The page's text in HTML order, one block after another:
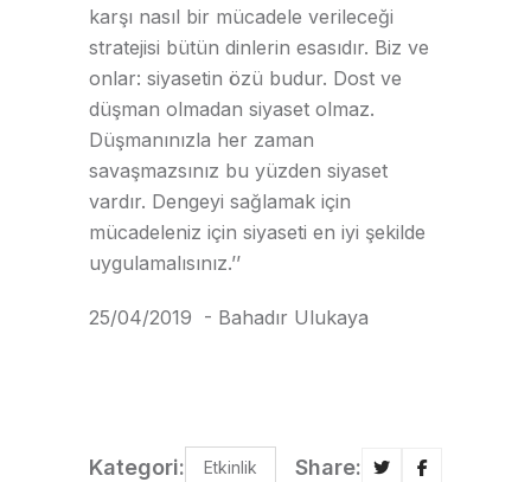
karşı nasıl bir mücadele verileceği
stratejisi bütün dinlerin esasıdır. Biz ve
onlar: siyasetin özü budur. Dost ve
düşman olmadan siyaset olmaz.
Düşmanınızla her zaman
savaşmazsınız bu yüzden siyaset
vardır. Dengeyi sağlamak için
mücadeleniz için siyaseti en iyi şekilde
uygulamalısınız.’’
25/04/2019 - Bahadır Ulukaya
Kategori: Etkinlik Share: